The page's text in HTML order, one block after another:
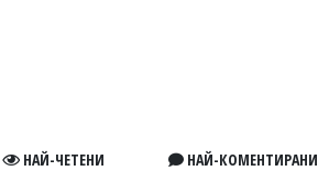
НАЙ-ЧЕТЕНИ НАЙ-КОМЕНТИРАНИ